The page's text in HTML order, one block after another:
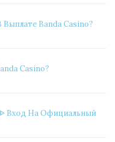
Banda Casino?
Casino?
ᐈ Вход На Официальный